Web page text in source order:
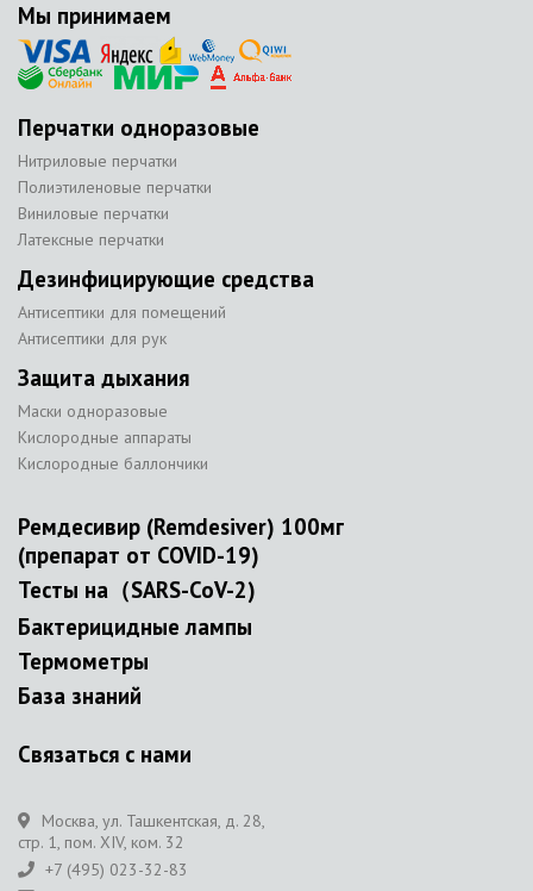
Мы принимаем
Перчатки одноразовые
Нитриловые перчатки
Полиэтиленовые перчатки
Виниловые перчатки
Латексные перчатки
Дезинфицирующие средства
Антисептики для помещений
Антисептики для рук
Защита дыхания
Маски одноразовые
Кислородные аппараты
Кислородные баллончики
Ремдесивир (Remdesiver) 100мг
(препарат от COVID-19)
Тесты на（SARS-CoV-2)
Бактерицидные лампы
Термометры
База знаний
Связаться с нами
Москва, ул. Ташкентская, д. 28,
стр. 1, пом. XIV, ком. 32
+7 (495) 023-32-83